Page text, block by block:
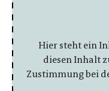
Hier steht ein
diesen Inhalt
Zustimmung bei